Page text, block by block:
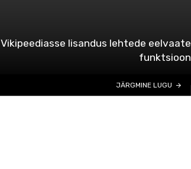
Vikipeediasse lisandus lehtede eelvaate
funktsioon
JÄRGMINE LUGU